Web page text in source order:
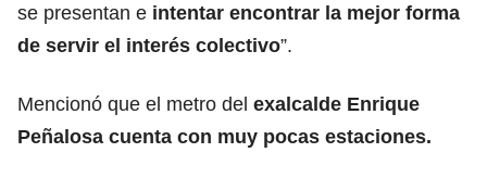
se presentan e intentar encontrar la mejor forma
de servir el interés colectivo”.
Mencionó que el metro del exalcalde Enrique
Peñalosa cuenta con muy pocas estaciones.